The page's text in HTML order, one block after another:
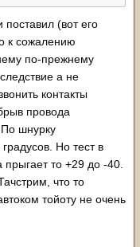
(вот его
к сожалению
по-прежнему
а не
контакты
провода
По шнурку
Но тест в
прыгает то +29 до -40.
что то
тойоту не очень